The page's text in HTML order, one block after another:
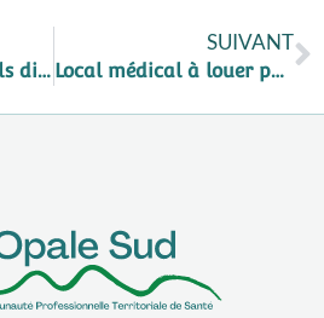
Locaux professionnels disponibles à Dannes
SUIVANT
Local médical à louer pour 3 médecins généralistes